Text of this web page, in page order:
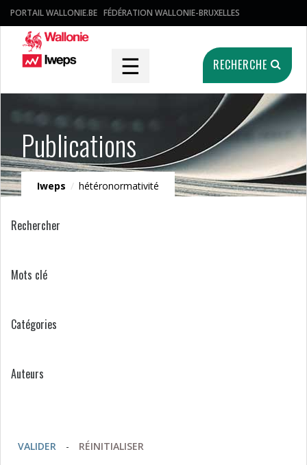
PORTAIL WALLONIE.BE FÉDÉRATION WALLONIE-BRUXELLES
☰ RECHERCHE
Publications
Iweps / hétéronormativité
Rechercher
Mots clé
Catégories
Auteurs
VALIDER - RÉINITIALISER